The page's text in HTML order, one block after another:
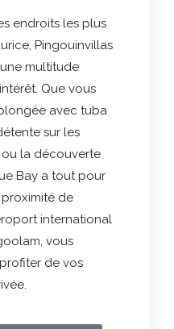
endroits les plus
Pingouinvillas
multitude
Que vous
avec tuba
sur les
la découverte
Bay a tout pour
de
international
vous
de vos